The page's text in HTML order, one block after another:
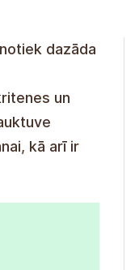
dazāda
un
kā arī ir